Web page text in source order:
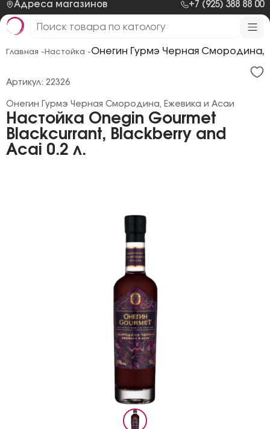
Адреса магазинов +7 (925) 388 88 00
Главная - Настойка -Онегин Гурмэ Черная Смородина,
Настойка Onegin Gourmet
Blackcurrant, Blackberry and
Acai 0.2 л.
Онегин Гурмэ Черная Смородина, Ежевика и Асаи
Артикул: 22326